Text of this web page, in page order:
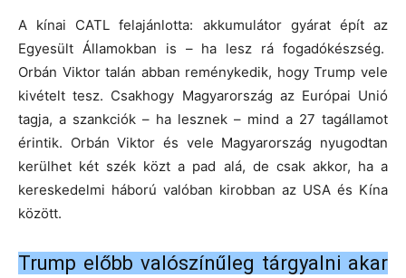
A kínai CATL felajánlotta: akkumulátor gyárat épít az
Egyesült Államokban is – ha lesz rá fogadókészség.
Orbán Viktor talán abban reménykedik, hogy Trump vele
kivételt tesz. Csakhogy Magyarország az Európai Unió
tagja, a szankciók – ha lesznek – mind a 27 tagállamot
érintik. Orbán Viktor és vele Magyarország nyugodtan
kerülhet két szék közt a pad alá, de csak akkor, ha a
kereskedelmi háború valóban kirobban az USA és Kína
között.
Trump előbb valószínűleg tárgyalni akar